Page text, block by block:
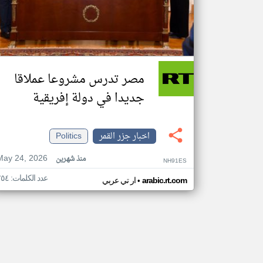
مصر تدرس مشروعا عملاقا
جديدا في دولة إفريقية
اخبار جزر القمر
Politics
24, 2026
منذ شهرين NH91ES
ار تي عربي• arabic.rt.com عدد الكلمات: ٢٥٤